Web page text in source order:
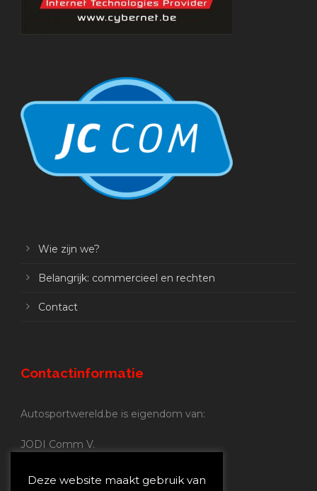
Wie zijn we?
Belangrijk: commercieel en rechten
Contact
Contactinformatie
Autosportwereld.be is eigendom van:
JODI Comm V.
Nijverheidsstraat 70
Deze website maakt gebruik van